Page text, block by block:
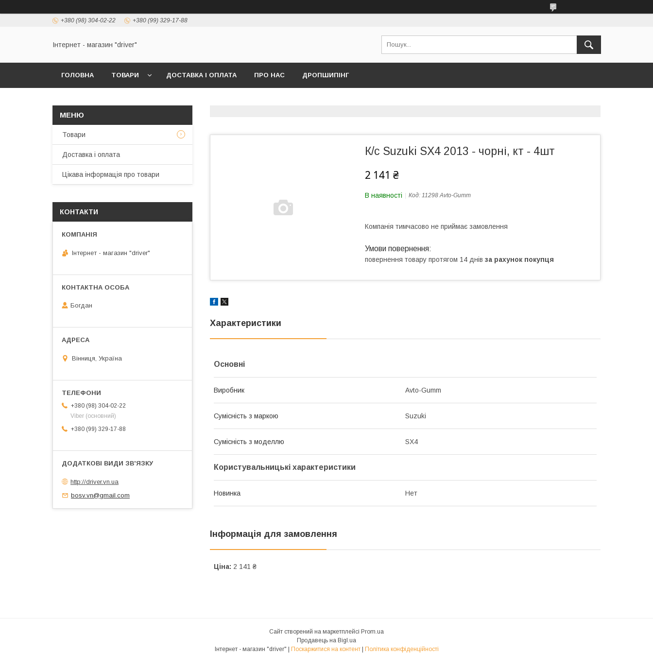
+380 (98) 304-02-22 +380 (99) 329-17-88
Інтернет - магазин "driver"
ГОЛОВНА ТОВАРИ ДОСТАВКА І ОПЛАТА ПРО НАС ДРОПШИПІНГ
К/с Suzuki SX4 2013 - чорні, кт - 4шт
2 141 ₴
В наявності Код: 11298 Avto-Gumm
Компанія тимчасово не приймає замовлення
повернення товару протягом 14 днів за рахунок покупця
Характеристики
Основні
Виробник Avto-Gumm
Сумісність з маркою Suzuki
Сумісність з моделлю SX4
Користувальницькі характеристики
Новинка Нет
Інформація для замовлення
Ціна: 2 141 ₴
Товари
Доставка і оплата
Цікава інформація про товари
КОНТАКТИ
Інтернет - магазин "driver"
Богдан
Вінниця, Україна
+380 (98) 304-02-22
Viber (основний)
+380 (99) 329-17-88
http://driver.vn.ua
bosv.vn@gmail.com
Сайт створений на маркетплейсі Prom.ua
Продавець на Bigl.ua
Поскаржитися на контент Політика конфіденційності